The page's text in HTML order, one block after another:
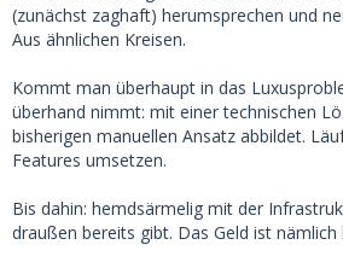
(zunächst zaghaft) herumsprechen und
Aus ähnlichen Kreisen.
Kommt man überhaupt in das
überhand nimmt: mit einer technischen
bisherigen manuellen Ansatz abbildet.
Features umsetzen.
Bis dahin: hemdsärmelig mit der
draußen bereits gibt. Das Geld ist nämlich